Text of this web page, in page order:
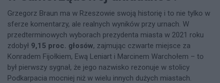
Grzegorz Braun ma w Rzeszowie swoją historię i to nie tylko w
sferze komentarzy, ale realnych wyników przy urnach. W
przedterminowych wyborach prezydenta miasta w 2021 roku
zdobył 9,15 proc. głosów, zajmując czwarte miejsce za
Konradem Fijołkiem, Ewą Leniart i Marcinem Warchołem – to
był pierwszy sygnał, że jego nazwisko rezonuje w stolicy
Podkarpacia mocniej niż w wielu innych dużych miastach.